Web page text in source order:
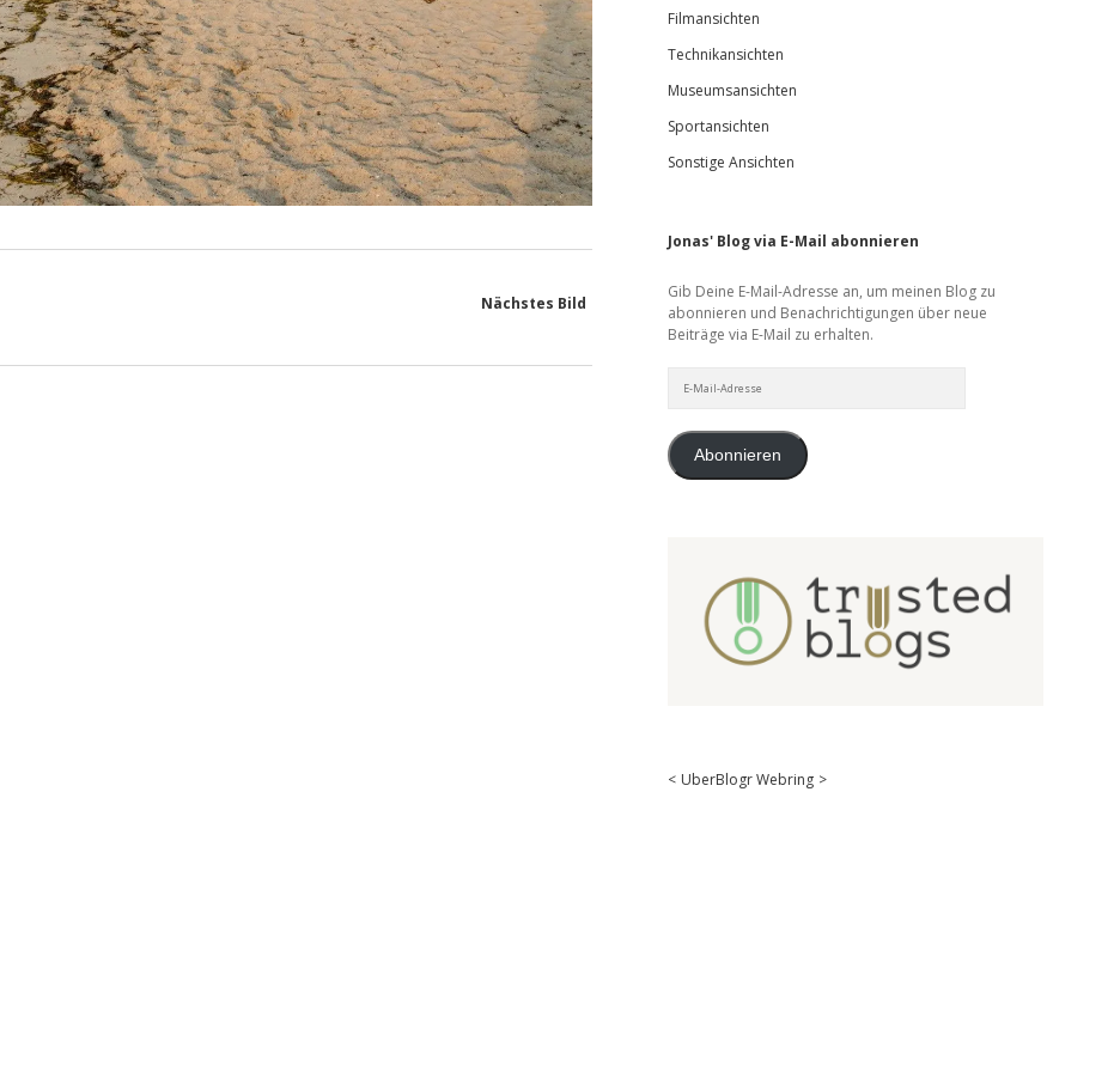
Nächstes Bild
Filmansichten
Technikansichten
Museumsansichten
Sportansichten
Sonstige Ansichten
Jonas' Blog via E-Mail abonnieren
Gib Deine E-Mail-Adresse an, um meinen Blog zu
abonnieren und Benachrichtigungen über neue
Beiträge via E-Mail zu erhalten.
Mail-
Abonnieren
< UberBlogr Webring >